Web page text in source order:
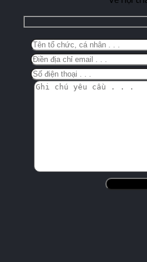
Showroom Nam Định
Đường Trần Hưng Đạo, Phường
Hotline:0911.007.365